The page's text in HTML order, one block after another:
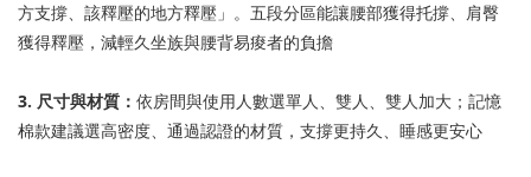
方支撐、該釋壓的地方釋壓」。五段分區能讓腰部獲得托撐、肩臀
獲得釋壓，減輕久坐族與腰背易痠者的負擔
3. 尺寸與材質： 依房間與使用人數選單人、雙人、雙人加大；記憶
棉款建議選高密度、通過認證的材質，支撐更持久、睡感更安心